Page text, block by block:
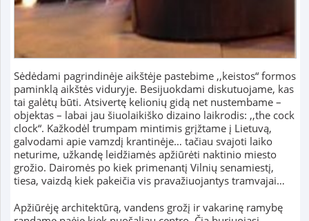
Sėdėdami pagrindinėje aikštėje pastebime ,,keistos“ formos
paminklą aikštės viduryje. Besijuokdami diskutuojame, kas
tai galėtų būti. Atsivertę kelionių gidą net nustembame –
objektas – labai jau šiuolaikiško dizaino laikrodis: ,,the cock
clock“. Kažkodėl trumpam mintimis grįžtame į Lietuvą,
galvodami apie vamzdį krantinėje… tačiau svajoti laiko
neturime, užkandę leidžiamės apžiūrėti naktinio miesto
grožio. Dairomės po kiek primenantį Vilnių senamiestį,
tiesa, vaizdą kiek pakeičia vis pravažiuojantys tramvajai…
Apžiūrėję architektūrą, vandens grožį ir vakarinę ramybę